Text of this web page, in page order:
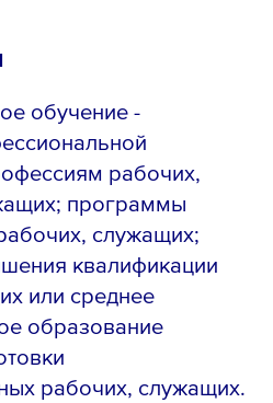
обучение -
рабочих,
программы
служащих;
квалификации
или среднее
образование
рабочих, служащих.